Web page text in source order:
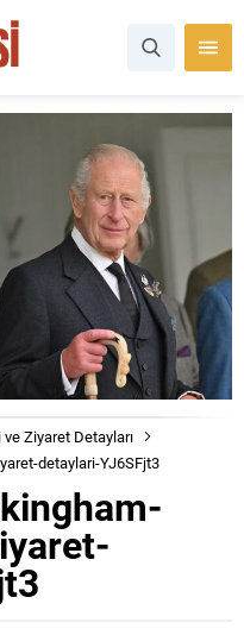
Ziyaret Detayları
detaylari-YJ6SFjt3